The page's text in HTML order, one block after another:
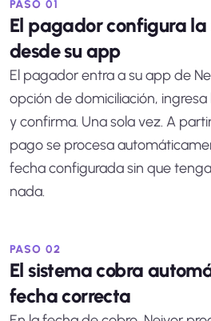
PASO 01
El pagador configura
desde su app
El pagador entra a su app de
opción de domiciliación,
y confirma. Una sola vez. A
pago se procesa
fecha configurada sin que
nada.
PASO 02
El sistema cobra
fecha correcta